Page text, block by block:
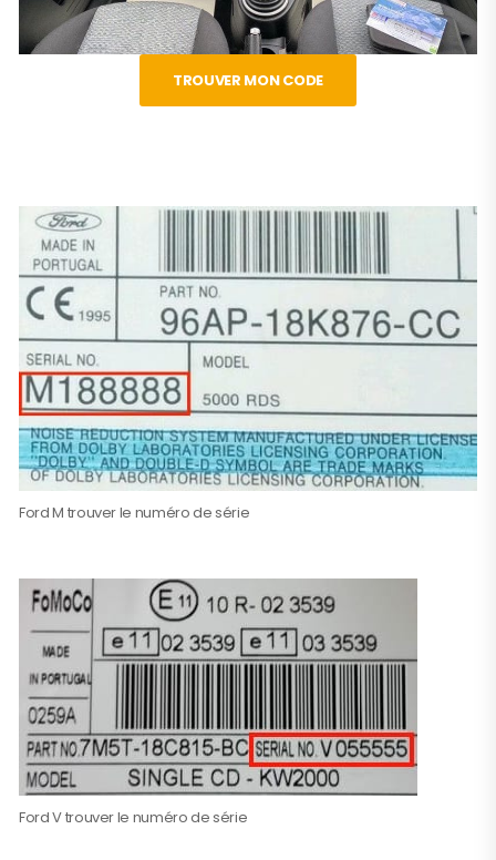
TROUVER MON CODE
Ford M trouver le numéro de série
Ford V trouver le numéro de série